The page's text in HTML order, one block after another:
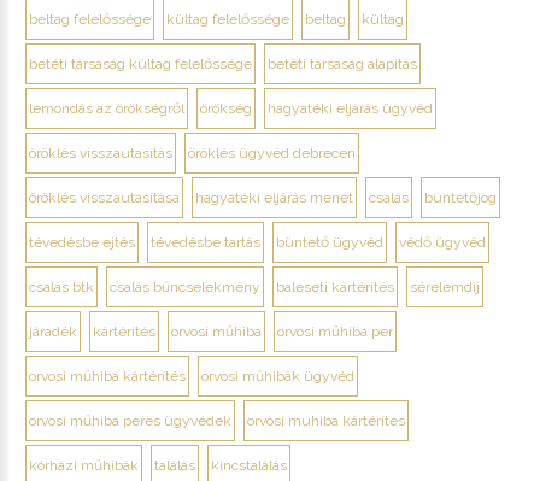
beltag felelőssége kültag felelőssége beltag kültag
betéti társaság kültag felelőssége betéti társaság alapítás
lemondás az örökségről örökség hagyatéki eljárás ügyvéd
öröklés visszautasítás öröklés ügyvéd debrecen
öröklés visszautasítása hagyatéki eljárás menet csalás büntetőjog
tévedésbe ejtés tévedésbe tartás büntető ügyvéd védő ügyvéd
csalás btk csalás bűncselekmény baleseti kártérítés sérelemdíj
járadék kártérítés orvosi műhiba orvosi műhiba per
orvosi műhiba kártérítés orvosi műhibák ügyvéd
orvosi műhiba peres ügyvédek orvosi muhiba kártérítes
kórházi műhibák találás kincstalálás